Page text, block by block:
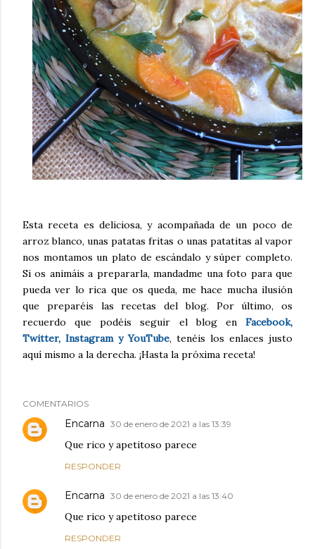
Esta receta es deliciosa, y acompañada de un poco de
arroz blanco, unas patatas fritas o unas patatitas al vapor
nos montamos un plato de escándalo y súper completo.
Si os animáis a prepararla, mandadme una foto para que
pueda ver lo rica que os queda, me hace mucha ilusión
que preparéis las recetas del blog. Por último, os
recuerdo que podéis seguir el blog en Facebook,
Twitter, Instagram y YouTube, tenéis los enlaces justo
aquí mismo a la derecha. ¡Hasta la próxima receta!
COMENTARIOS
Encarna 30 de enero de 2021 a las 13:39
Que rico y apetitoso parece
RESPONDER
Encarna 30 de enero de 2021 a las 13:40
Que rico y apetitoso parece
RESPONDER